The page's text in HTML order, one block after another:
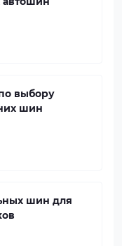
выбору
шин
шин для